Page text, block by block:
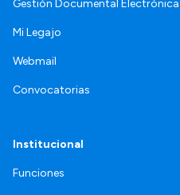
Gestión Documental Electrónica
Mi Legajo
Webmail
Convocatorias
Institucional
Funciones